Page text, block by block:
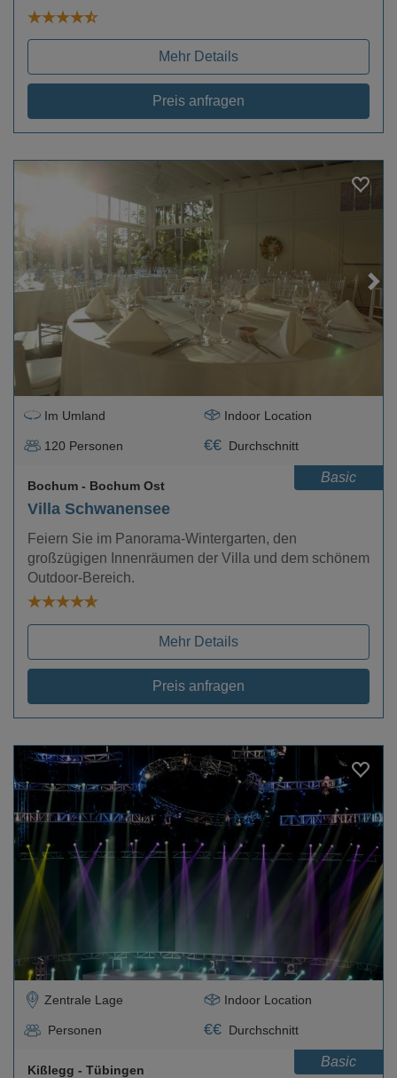
Mehr Details
Preis anfragen
Loading...
Im Umland Indoor Location
120 Personen €€ Durchschnitt
Basic
Villa Schwanensee
Bochum - Bochum Ost
Feiern Sie im Panorama-Wintergarten, den
großzügigen Innenräumen der Villa und dem schönem
Outdoor-Bereich.
Mehr Details
Preis anfragen
Loading...
Zentrale Lage Indoor Location
Personen €€ Durchschnitt
Basic
Kißlegg - Tübingen